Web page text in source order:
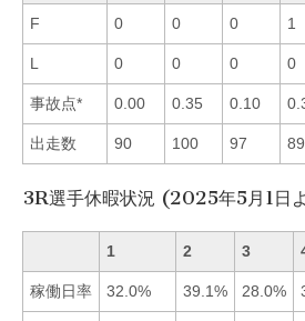
F 0 0 0 1
L 0 0 0 0
事故点* 0.00 0.35 0.10
出走数 90 100 97 89
3R選手休暇状況 (2025年5月1日
1 2 3
稼働日率 32.0% 39.1% 28.0%